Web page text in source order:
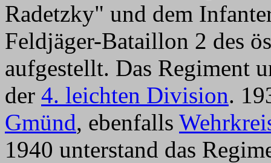
Radetzky" und dem
Feldjäger-Bataillon 2 des
aufgestellt. Das Regiment
der 4. leichten Division.
Gmünd, ebenfalls
1940 unterstand das